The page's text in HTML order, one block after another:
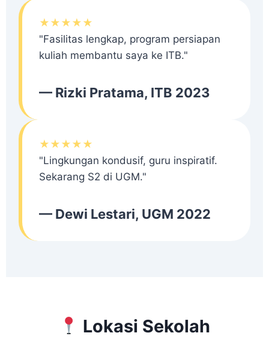
★★★★★
"Fasilitas lengkap, program persiapan
kuliah membantu saya ke ITB."
— Rizki Pratama, ITB 2023
★★★★★
"Lingkungan kondusif, guru inspiratif.
Sekarang S2 di UGM."
— Dewi Lestari, UGM 2022
Lokasi Sekolah